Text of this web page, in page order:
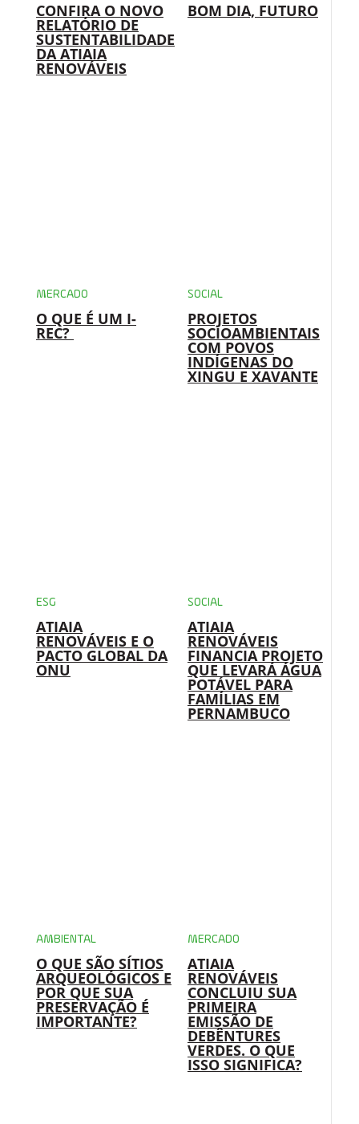
CONFIRA O NOVO
RELATÓRIO DE
SUSTENTABILIDADE
DA ATIAIA
RENOVÁVEIS
BOM DIA, FUTURO
MERCADO
O QUE É UM I-
REC?
SOCIAL
PROJETOS
SOCIOAMBIENTAIS
COM POVOS
INDÍGENAS DO
XINGU E XAVANTE
ESG
ATIAIA
RENOVÁVEIS E O
PACTO GLOBAL DA
ONU
SOCIAL
ATIAIA
RENOVÁVEIS
FINANCIA PROJETO
QUE LEVARÁ ÁGUA
POTÁVEL PARA
FAMÍLIAS EM
PERNAMBUCO
AMBIENTAL
O QUE SÃO SÍTIOS
ARQUEOLÓGICOS E
POR QUE SUA
PRESERVAÇÃO É
IMPORTANTE?
MERCADO
ATIAIA
RENOVÁVEIS
CONCLUIU SUA
PRIMEIRA
EMISSÃO DE
DEBÊNTURES
VERDES. O QUE
ISSO SIGNIFICA?